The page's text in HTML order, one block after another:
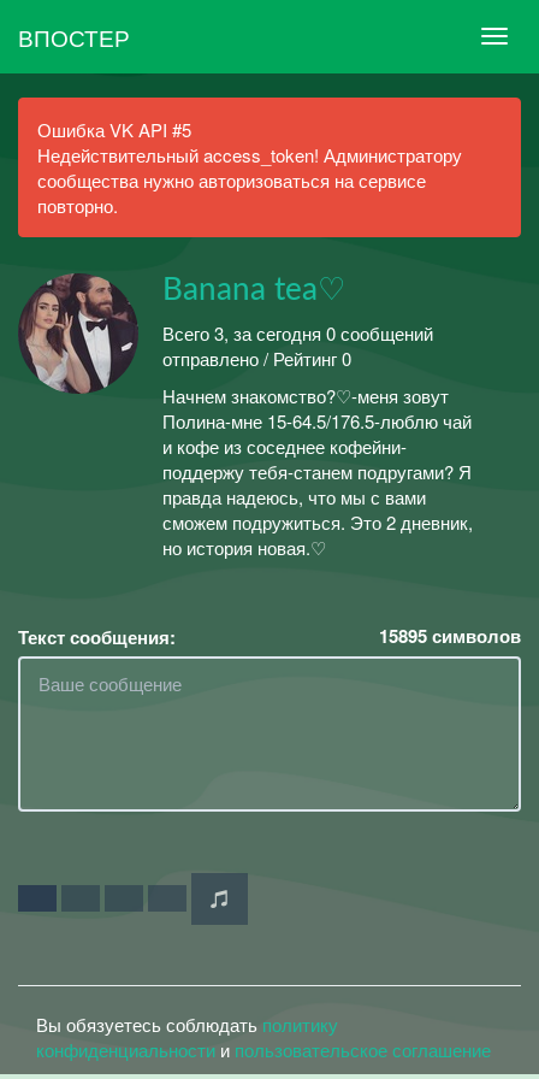
ВПОСТЕР
Ошибка VK API #5
Недействительный access_token! Администратору
сообщества нужно авторизоваться на сервисе
повторно.
Banana tea♡
Всего 3, за сегодня 0 сообщений
отправлено / Рейтинг 0
Начнем знакомство?♡-меня зовут
Полина-мне 15-64.5/176.5-люблю чай
и кофе из соседнее кофейни-
поддержу тебя-станем подругами? Я
правда надеюсь, что мы с вами
сможем подружиться. Это 2 дневник,
но история новая.♡
Текст сообщения: 15895символов
Вы обязуетесь соблюдать политику
конфиденциальности и пользовательское соглашение